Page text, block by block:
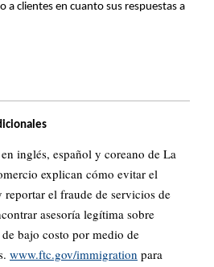
a clientes en cuanto sus respuestas a
inglés, español y coreano de La
explican cómo evitar el
el fraude de servicios de
asesoría legítima sobre
bajo costo por medio de
www.ftc.gov/immigration para